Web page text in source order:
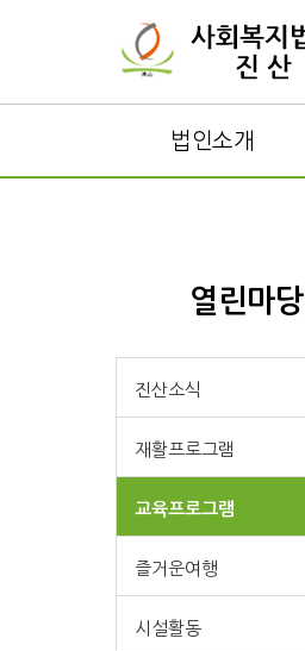
법인소개
열린마당
진산소식
재활프로그램
교육프로그램
즐거운여행
시설활동